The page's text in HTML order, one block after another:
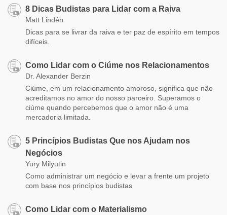
8 Dicas Budistas para Lidar com a Raiva
Matt Lindén
Dicas para se livrar da raiva e ter paz de espírito em tempos
difíceis.
Como Lidar com o Ciúme nos Relacionamentos
Dr. Alexander Berzin
Ciúme, em um relacionamento amoroso, significa que não
acreditamos no amor do nosso parceiro. Superamos o
ciúme quando percebemos que o amor não é uma
mercadoria limitada.
5 Princípios Budistas Que nos Ajudam nos
Negócios
Yury Milyutin
Como administrar um negócio e levar a frente um projeto
com base nos princípios budistas
Como Lidar com o Materialismo